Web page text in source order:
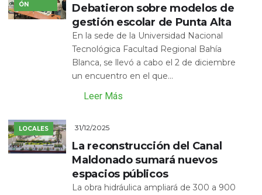
ÓN
Debatieron sobre modelos de
gestión escolar de Punta Alta
En la sede de la Universidad Nacional
Tecnológica Facultad Regional Bahía
Blanca, se llevó a cabo el 2 de diciembre
un encuentro en el que...
Leer Más
LOCALES 31/12/2025
La reconstrucción del Canal
Maldonado sumará nuevos
espacios públicos
La obra hidráulica ampliará de 300 a 900